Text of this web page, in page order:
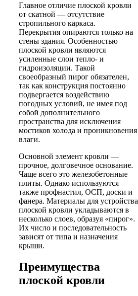
Главное отличие плоской кровли
от скатной — отсутствие
стропильного каркаса.
Перекрытия опираются только на
стены здания. Особенностью
плоской кровли являются
усиленные слои тепло- и
гидроизоляции. Такой
своеобразный пирог обязателен,
так как конструкция постоянно
подвергается воздействию
погодных условий, не имея под
собой дополнительного
пространства для исключения
мостиков холода и проникновения
влаги.
Основной элемент кровли —
прочное, долговечное основание.
Чаще всего это железобетонные
плиты. Однако используются
также профнастил, ОСП, доски и
фанера. Материалы для устройства
плоской кровли укладываются в
несколько слоев, образуя «пирог».
Их число и последовательность
зависят от типа и назначения
крыши.
Преимущества
плоской кровли